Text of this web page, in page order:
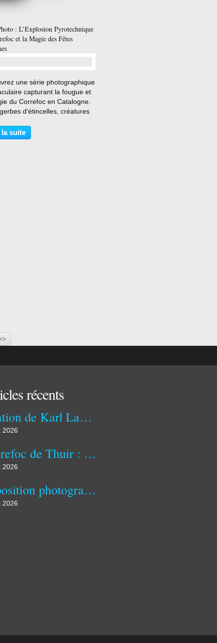
: L’Explosion Pyrotechnique
et la Magie des Fêtes
une série photographique
capturant la fougue et
du Correfoc en Catalogne.
d'étincelles, créatures
masqués, plongez au cœur
de feu emblématique
la suite
récents
Citation de Karl Lagerfeld : pourquoi la photographie capture un moment impossible à recréer
2026
Correfoc de Thuir : dragon pyrotechnique sous une pluie d'étincelles
2026
Exposition photographique « En Suspension » du Photo Club Thuir présentée à l'Hôpital de Perpignan du 29 août au 12 septembre 2026 dans le cadre du Festival Objectif Image
2026